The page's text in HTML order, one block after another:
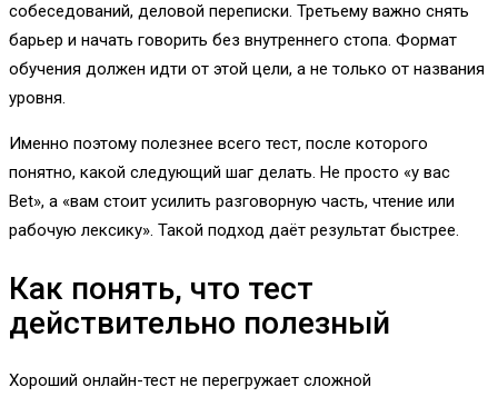
собеседований, деловой переписки. Третьему важно снять
барьер и начать говорить без внутреннего стопа. Формат
обучения должен идти от этой цели, а не только от названия
уровня.
Именно поэтому полезнее всего тест, после которого
понятно, какой следующий шаг делать. Не просто «у вас
Bet», а «вам стоит усилить разговорную часть, чтение или
рабочую лексику». Такой подход даёт результат быстрее.
Как понять, что тест
действительно полезный
Хороший онлайн-тест не перегружает сложной